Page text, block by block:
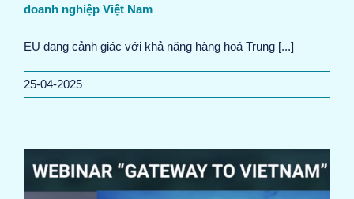
doanh nghiệp Việt Nam
EU đang cảnh giác với khả năng hàng hoá Trung [...]
25-04-2025